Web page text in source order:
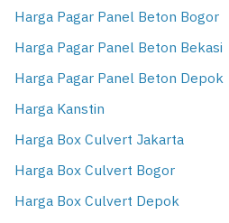
Harga Pagar Panel Beton Bogor
Harga Pagar Panel Beton Bekasi
Harga Pagar Panel Beton Depok
Harga Kanstin
Harga Box Culvert Jakarta
Harga Box Culvert Bogor
Harga Box Culvert Depok